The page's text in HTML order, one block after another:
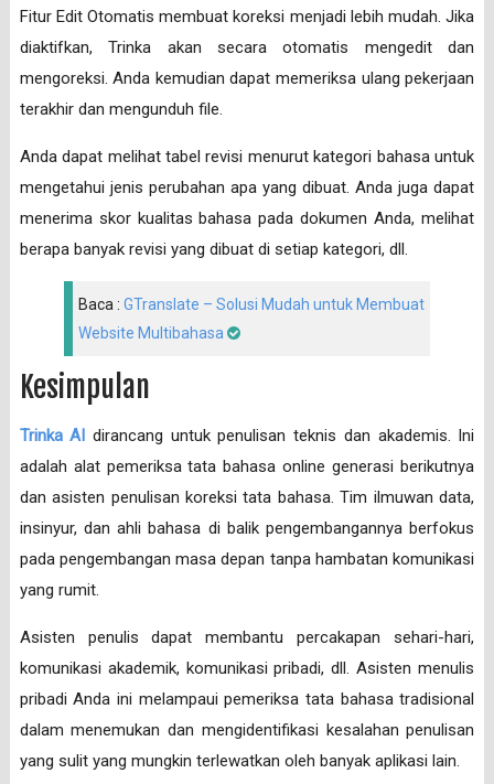
Fitur Edit Otomatis membuat koreksi menjadi lebih mudah. Jika
diaktifkan, Trinka akan secara otomatis mengedit dan
mengoreksi. Anda kemudian dapat memeriksa ulang pekerjaan
terakhir dan mengunduh file.
Anda dapat melihat tabel revisi menurut kategori bahasa untuk
mengetahui jenis perubahan apa yang dibuat. Anda juga dapat
menerima skor kualitas bahasa pada dokumen Anda, melihat
berapa banyak revisi yang dibuat di setiap kategori, dll.
Baca : GTranslate – Solusi Mudah untuk Membuat
Website Multibahasa
Kesimpulan
Trinka AI dirancang untuk penulisan teknis dan akademis. Ini
adalah alat pemeriksa tata bahasa online generasi berikutnya
dan asisten penulisan koreksi tata bahasa. Tim ilmuwan data,
insinyur, dan ahli bahasa di balik pengembangannya berfokus
pada pengembangan masa depan tanpa hambatan komunikasi
yang rumit.
Asisten penulis dapat membantu percakapan sehari-hari,
komunikasi akademik, komunikasi pribadi, dll. Asisten menulis
pribadi Anda ini melampaui pemeriksa tata bahasa tradisional
dalam menemukan dan mengidentifikasi kesalahan penulisan
yang sulit yang mungkin terlewatkan oleh banyak aplikasi lain.